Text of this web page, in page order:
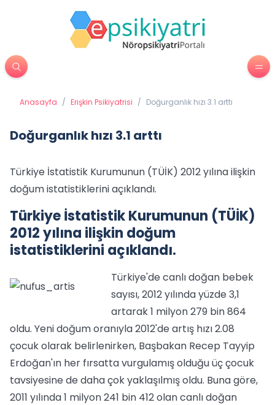
Anasayfa / Erişkin Psikiyatrisi / Doğurganlık hızı 3.1 arttı
Doğurganlık hızı 3.1 arttı
Türkiye İstatistik Kurumunun (TÜİK) 2012 yılına ilişkin
doğum istatistiklerini açıklandı.
Türkiye İstatistik Kurumunun (TÜİK)
2012 yılına ilişkin doğum
istatistiklerini açıklandı.
Türkiye'de canlı doğan bebek
sayısı, 2012 yılında yüzde 3,1
artarak 1 milyon 279 bin 864
oldu. Yeni doğum oranıyla 2012'de artış hızı 2.08
çocuk olarak belirlenirken, Başbakan Recep Tayyip
Erdoğan'ın her fırsatta vurgulamış olduğu üç çocuk
tavsiyesine de daha çok yaklaşılmış oldu. Buna göre,
2011 yılında 1 milyon 241 bin 412 olan canlı doğan